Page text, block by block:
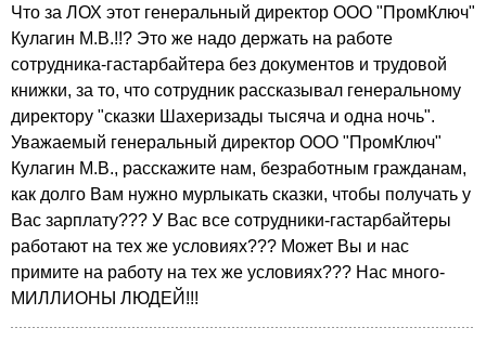
Что за ЛОХ этот генеральный директор ООО "ПромКлюч"
Кулагин М.В.!!? Это же надо держать на работе
сотрудника-гастарбайтера без документов и трудовой
книжки, за то, что сотрудник рассказывал генеральному
директору "сказки Шахеризады тысяча и одна ночь".
Уважаемый генеральный директор ООО "ПромКлюч"
Кулагин М.В., расскажите нам, безработным гражданам,
как долго Вам нужно мурлыкать сказки, чтобы получать у
Вас зарплату??? У Вас все сотрудники-гастарбайтеры
работают на тех же условиях??? Может Вы и нас
примите на работу на тех же условиях??? Нас много-
МИЛЛИОНЫ ЛЮДЕЙ!!!